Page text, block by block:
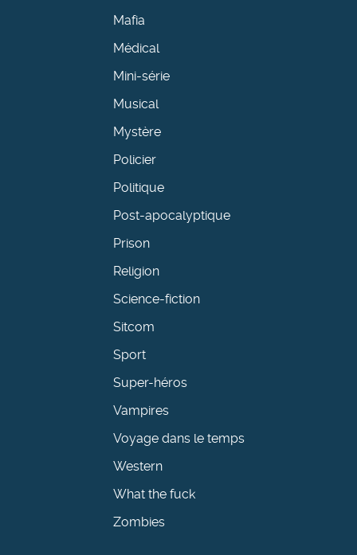
Mafia
Médical
Mini-série
Musical
Mystère
Policier
Politique
Post-apocalyptique
Prison
Religion
Science-fiction
Sitcom
Sport
Super-héros
Vampires
Voyage dans le temps
Western
What the fuck
Zombies